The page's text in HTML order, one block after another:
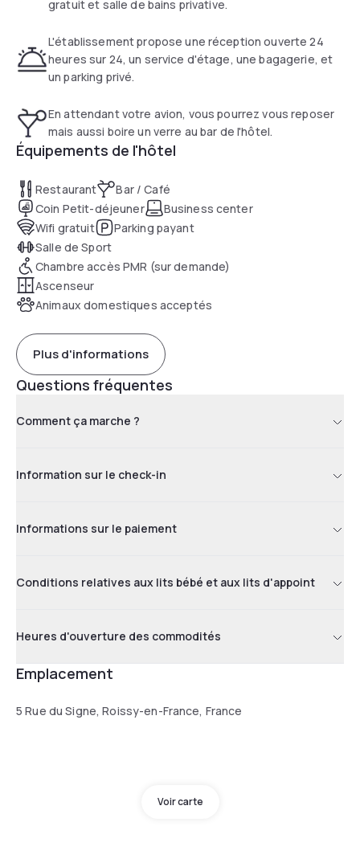
gratuit et salle de bains privative.
L'établissement propose une réception ouverte 24
heures sur 24, un service d'étage, une bagagerie, et
un parking privé.
En attendant votre avion, vous pourrez vous reposer
mais aussi boire un verre au bar de l'hôtel.
Équipements de l'hôtel
Restaurant
Bar / Café
Coin Petit-déjeuner
Business center
Wifi gratuit
Parking payant
Salle de Sport
Chambre accès PMR (sur demande)
Ascenseur
Animaux domestiques acceptés
Plus d'informations
Questions fréquentes
Comment ça marche ?
Information sur le check-in
Informations sur le paiement
Conditions relatives aux lits bébé et aux lits d'appoint
Heures d'ouverture des commodités
Emplacement
5 Rue du Signe, Roissy-en-France, France
Voir carte